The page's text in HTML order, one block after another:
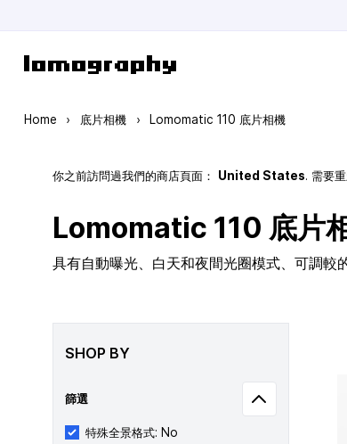
Home › 底片相機 › Lomomatic 110 底片相機
你之前訪問過我們的商店頁面： United States. 需要
Lomomatic 110 底片
具有自動曝光、白天和夜間光圈模式、可調
SHOP BY
篩選
特殊全景格式: No